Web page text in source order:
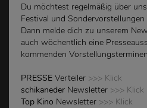
Du möchtest regelmäßig über
Festival und Sondervorstellungen
Dann melde dich zu unserem
auch wöchentlich eine
kommenden
PRESSE Verteiler >>> Klick
schikaneder Newsletter >>> Klick
Top Kino Newsletter >>> Klick